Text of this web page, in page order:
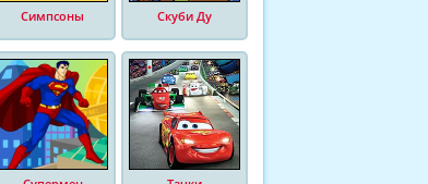
Симпсоны Скуби Ду